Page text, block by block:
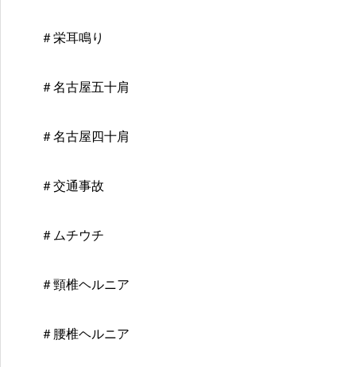
＃栄耳鳴り
＃名古屋五十肩
＃名古屋四十肩
＃交通事故
＃ムチウチ
＃頸椎ヘルニア
＃腰椎ヘルニア